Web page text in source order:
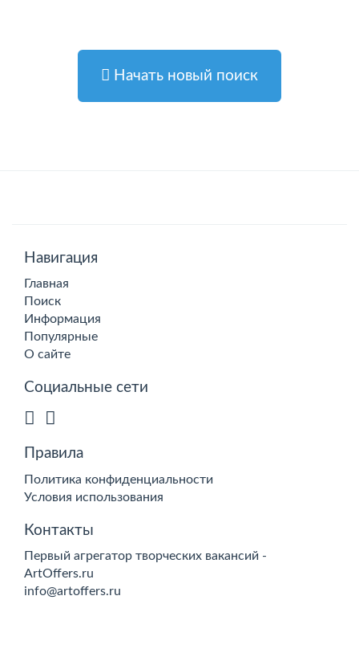
Начать новый поиск
Навигация
Главная
Поиск
Информация
Популярные
О сайте
Социальные сети
Правила
Политика конфиденциальности
Условия использования
Контакты
Первый агрегатор творческих вакансий -
ArtOffers.ru
info@artoffers.ru